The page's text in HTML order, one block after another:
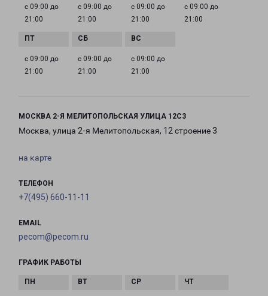
с 09:00 до
21:00
с 09:00 до
21:00
с 09:00 до
21:00
с 09:00 до
21:00
с 09:00 до
21:00
с 09:00 до
21:00
с 09:00 до
21:00
МОСКВА 2-Я МЕЛИТОПОЛЬСКАЯ УЛИЦА 12С3
Москва, улица 2-я Мелитопольская, 12 строение 3
на карте
ТЕЛЕФОН
+7(495) 660-11-11
EMAIL
pecom@pecom.ru
ГРАФИК РАБОТЫ